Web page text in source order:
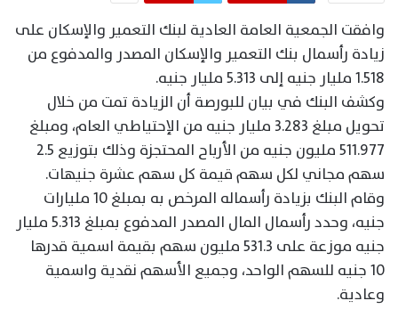
وافقت الجمعية العامة العادية لبنك التعمير والإسكان على
زيادة رأسمال بنك التعمير والإسكان المصدر والمدفوع من
1.518 مليار جنيه إلى 5.313 مليار جنيه.
وكشف البنك في بيان للبورصة أن الزيادة تمت من خلال
تحويل مبلغ 3.283 مليار جنيه من الإحتياطي العام، ومبلغ
511.977 مليون جنيه من الأرباح المحتجزة وذلك بتوزيع 2.5
سهم مجاني لكل سهم قيمة كل سهم عشرة جنيهات.
وقام البنك بزيادة رأسماله المرخص به بمبلغ 10 مليارات
جنيه، وحدد رأسمال المال المصدر المدفوع بمبلغ 5.313 مليار
جنيه موزعة على 531.3 مليون سهم بقيمة اسمية قدرها
10 جنيه للسهم الواحد، وجميع الأسهم نقدية واسمية
وعادية.